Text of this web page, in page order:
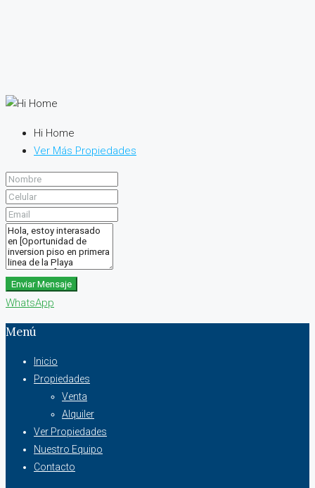
Hi Home
Ver Más Propiedades
Enviar Mensaje
WhatsApp
Menú
Inicio
Propiedades
Venta
Alquiler
Ver Propiedades
Nuestro Equipo
Contacto